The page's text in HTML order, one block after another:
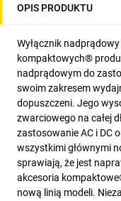
OPIS PRODUKTU
Wyłącznik
kompaktowych®
nadprądowym do
swoim zakresem
dopuszczeni. Jego
zwarciowego na całej
zastosowanie AC i DC
wszystkimi głównymi
sprawiają, że jest
akcesoria
nową linią modeli.